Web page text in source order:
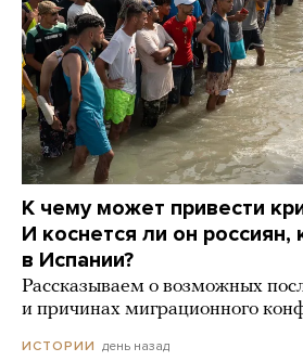
К чему может привести
И коснется ли он
в Испании?
Рассказываем о возможных
и причинах миграционного
ИСТОРИИ день назад